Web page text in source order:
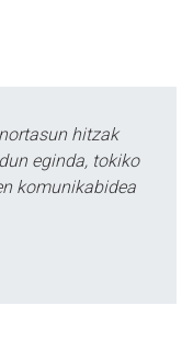
hitzak
eginda, tokiko
komunikabidea